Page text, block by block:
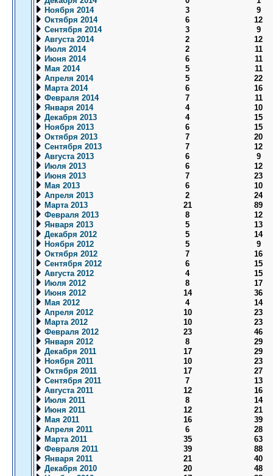
Ноября 2014
3
9
Октября 2014
6
12
Сентября 2014
3
9
Августа 2014
2
12
Июля 2014
2
11
Июня 2014
6
11
Мая 2014
5
11
Апреля 2014
5
22
Марта 2014
6
16
Февраля 2014
7
11
Января 2014
4
10
Декабря 2013
4
15
Ноября 2013
6
15
Октября 2013
7
20
Сентября 2013
7
12
Августа 2013
6
9
Июля 2013
6
12
Июня 2013
7
23
Мая 2013
6
10
Апреля 2013
2
24
Марта 2013
21
89
Февраля 2013
8
12
Января 2013
5
13
Декабря 2012
5
14
Ноября 2012
5
9
Октября 2012
7
16
Сентября 2012
6
15
Августа 2012
4
15
Июля 2012
8
17
Июня 2012
14
36
Мая 2012
4
14
Апреля 2012
10
23
Марта 2012
10
23
Февраля 2012
23
46
Января 2012
8
29
Декабря 2011
17
29
Ноября 2011
10
23
Октября 2011
17
27
Сентября 2011
7
13
Августа 2011
12
16
Июля 2011
8
14
Июня 2011
12
21
Мая 2011
16
39
Апреля 2011
6
28
Марта 2011
35
63
Февраля 2011
39
88
Января 2011
21
40
Декабря 2010
20
48